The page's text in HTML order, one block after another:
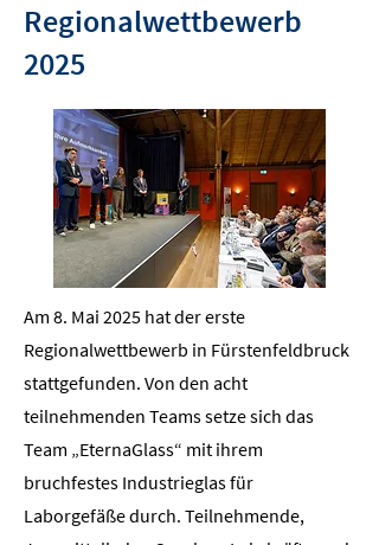
Regionalwettbewerb
2025
Am 8. Mai 2025 hat der erste
Regionalwettbewerb in Fürstenfeldbruck
stattgefunden. Von den acht
teilnehmenden Teams setze sich das
Team „EternaGlass“ mit ihrem
bruchfestes Industrieglas für
Laborgefäße durch. Teilnehmende,